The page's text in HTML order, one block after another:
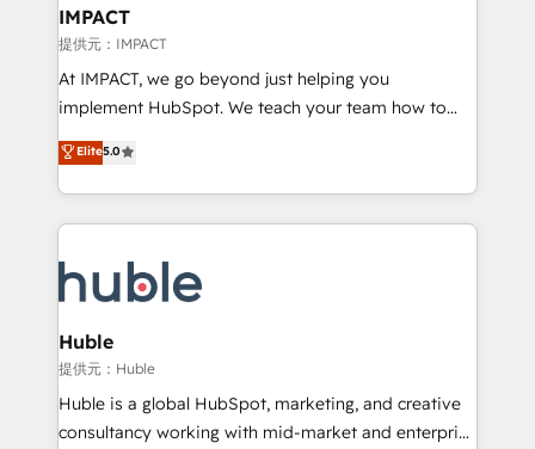
Integration templates that put HubSpot in the center
of your tech stack, syncing... 🛍️ Shopify or
WooCommerce 💲 Stripe or Paypal 💰 Sage or
Netsuite 🤖 Google or Microsoft ✍️ DocuSign or
the rare Advanced "Custom Integrations"
Accreditation, securely sync data across... 🔄 any
new HubSpot portal with Advanced Website and
CRM Migrations using our in-house "HubScrub" Tool.
IMPACT
提供元：IMPACT
At IMPACT, we go beyond just helping you
implement HubSpot. We teach your team how to
master it. As the creators of the Endless Customers
System™ (the next evolution of They Ask, You
Answer), we’re the only HubSpot partner built
entirely around coaching and training. That means
skills, processes, and internal team you need to
attract the right buyers, close deals faster, and grow
without outside dependencies. You’ll learn how to: •
Set up, audit, and organize your HubSpot portal •
Get your sales team fully using HubSpot • Track
pipeline and revenue across the entire buyer journey
Elite5.0
Huble
提供元：Huble
Huble is a global HubSpot, marketing, and creative
consultancy working with mid-market and enterprise